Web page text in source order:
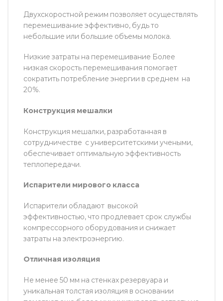
Двухскоростной режим позволяет осуществлять
перемешивание эффективно, будь то
небольшие или большие объемы молока.
Низкие затраты на перемешивание Более
низкая скорость перемешивания помогает
сократить потребление энергии в среднем на
20%.
Конструкция мешалки
Конструкция мешалки, разработанная в
сотрудничестве с университетскими учеными,
обеспечивает оптимальную эффективность
теплопередачи.
Испарители мирового класса
Испарители обладают высокой
эффективностью, что продлевает срок службы
компрессорного оборудования и снижает
затраты на электроэнергию.
Отличная изоляция
Не менее 50 мм на стенках резервуара и
уникальная толстая изоляция в основании